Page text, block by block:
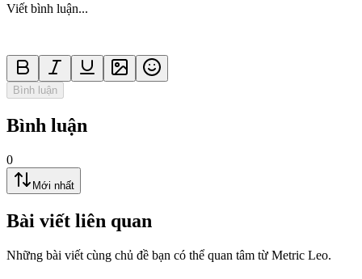
Viết bình luận...
Bình luận
Bình luận
0
Mới nhất
Bài viết liên quan
Những bài viết cùng chủ đề bạn có thể quan tâm từ Metric Leo.